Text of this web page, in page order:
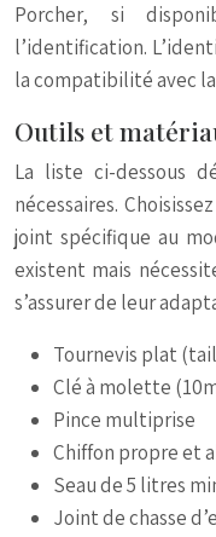
Porcher, si
l’identification.
la compatibilité avec
Outils et
La liste ci-dessous
nécessaires.
joint spécifique au
existent mais
s’assurer de leur
Tournevis plat
Clé à molette
Pince multiprise
Chiffon propre et
Seau de 5 litres
Joint de chasse